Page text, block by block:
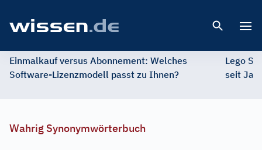
Einmalkauf versus Abonnement: Welches
Software-Lizenzmodell passt zu Ihnen?
Lego
seit
Wahrig Synonymwörterbuch